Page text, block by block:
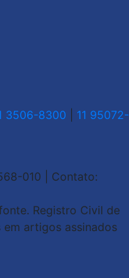
3506-8300
11
010 | Contato:
Registro Civil de
em artigos assinados